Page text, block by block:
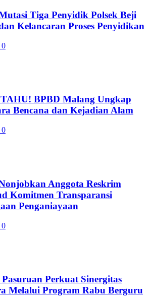
Tiga Penyidik Polsek Beji
Kelancaran Proses Penyidikan
0
BPBD Malang Ungkap
Bencana dan Kejadian Alam
0
Anggota Reskrim
Komitmen Transparansi
Penganiayaan
0
Pasuruan Perkuat Sinergitas
Melalui Program Rabu Berguru